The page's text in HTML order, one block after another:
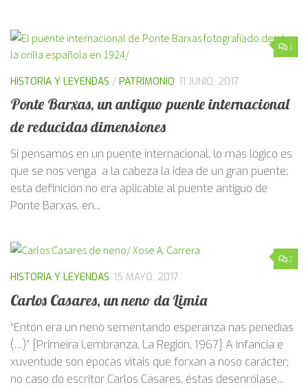
1
HISTORIA Y LEYENDAS / PATRIMONIO 11 JUNIO, 2017
Ponte Barxas, un antiguo puente internacional
de reducidas dimensiones
Si pensamos en un puente internacional, lo más lógico es
que se nos venga a la cabeza la idea de un gran puente;
esta definición no era aplicable al puente antiguo de
Ponte Barxas, en...
2
HISTORIA Y LEYENDAS 15 MAYO, 2017
Carlos Casares, un neno da Limia
“Entón era un neno sementando esperanza nas penedías
(…)” [Primeira Lembranza, La Región, 1967] A infancia e
xuventude son épocas vitais que forxan a noso carácter;
no caso do escritor Carlos Casares, éstas desenrólase...